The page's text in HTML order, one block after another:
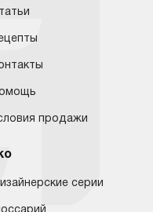
продажи
серии